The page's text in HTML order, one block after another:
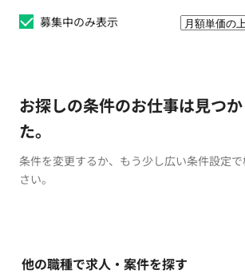
募集中のみ表示
お探しの条件のお仕事は見つ
た。
条件を変更するか、もう少し広い条件設定
さい。
他の職種で求人・案件を探す